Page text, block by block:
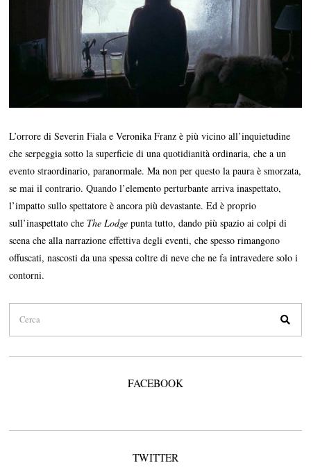
L’orrore di Severin Fiala e Veronika Franz è più vicino all’inquietudine
che serpeggia sotto la superficie di una quotidianità ordinaria, che a un
evento straordinario, paranormale. Ma non per questo la paura è smorzata,
se mai il contrario. Quando l’elemento perturbante arriva inaspettato,
l’impatto sullo spettatore è ancora più devastante. Ed è proprio
sull’inaspettato che The Lodge punta tutto, dando più spazio ai colpi di
scena che alla narrazione effettiva degli eventi, che spesso rimangono
offuscati, nascosti da una spessa coltre di neve che ne fa intravedere solo i
contorni.
FACEBOOK
TWITTER